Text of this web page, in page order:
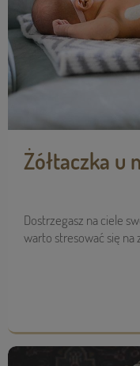
Żółtaczka u
Dostrzegasz na ciele
warto stresować się na